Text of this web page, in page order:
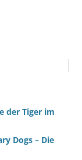
der Tiger im
Dogs – Die